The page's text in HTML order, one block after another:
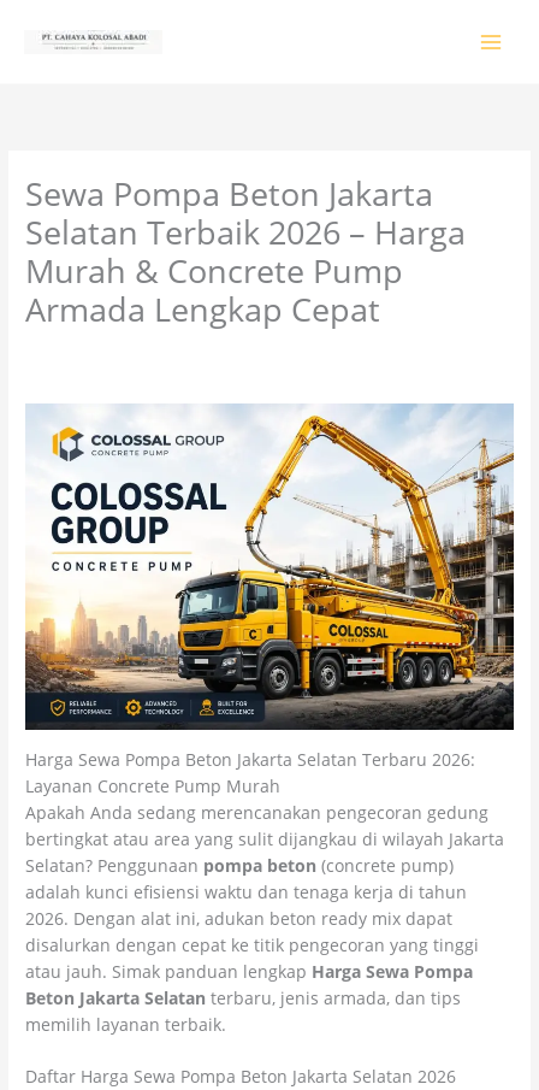
Sewa Pompa Beton Jakarta
Selatan Terbaik 2026 – Harga
Murah & Concrete Pump
Armada Lengkap Cepat
Harga Sewa Pompa Beton Jakarta Selatan Terbaru 2026:
Layanan Concrete Pump Murah
Apakah Anda sedang merencanakan pengecoran gedung
bertingkat atau area yang sulit dijangkau di wilayah Jakarta
Selatan? Penggunaan pompa beton (concrete pump)
adalah kunci efisiensi waktu dan tenaga kerja di tahun
2026. Dengan alat ini, adukan beton ready mix dapat
disalurkan dengan cepat ke titik pengecoran yang tinggi
atau jauh. Simak panduan lengkap Harga Sewa Pompa
Beton Jakarta Selatan terbaru, jenis armada, dan tips
memilih layanan terbaik.
Daftar Harga Sewa Pompa Beton Jakarta Selatan 2026